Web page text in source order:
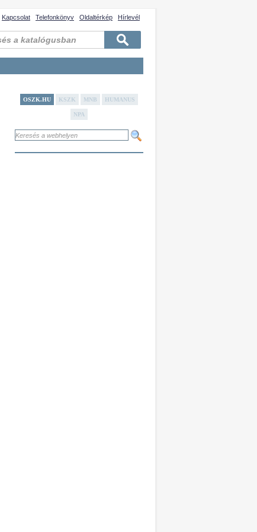
Kapcsolat Telefonkönyv Oldaltérkép Hírlevél
OSZK.HU KSZK MNB HUMANUS
NPA